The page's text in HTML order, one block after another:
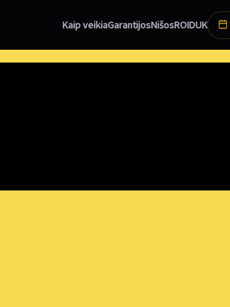
Kaip veikiaGarantijosNišosROIDUK